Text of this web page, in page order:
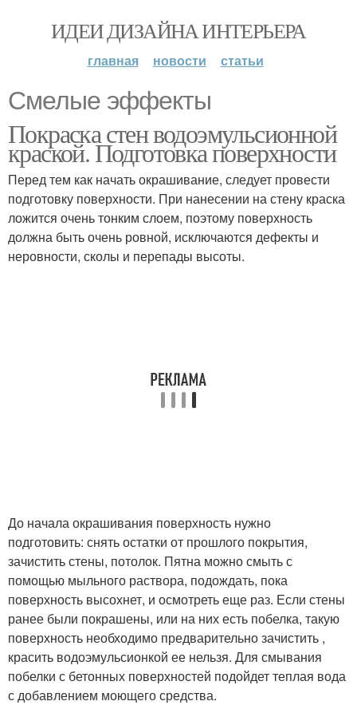
ИДЕИ ДИЗАЙНА ИНТЕРЬЕРА
главная новости статьи
Смелые эффекты
Покраска стен водоэмульсионной
краской. Подготовка поверхности
Перед тем как начать окрашивание, следует провести
подготовку поверхности. При нанесении на стену краска
ложится очень тонким слоем, поэтому поверхность
должна быть очень ровной, исключаются дефекты и
неровности, сколы и перепады высоты.
До начала окрашивания поверхность нужно
подготовить: снять остатки от прошлого покрытия,
зачистить стены, потолок. Пятна можно смыть с
помощью мыльного раствора, подождать, пока
поверхность высохнет, и осмотреть еще раз. Если стены
ранее были покрашены, или на них есть побелка, такую
поверхность необходимо предварительно зачистить ,
красить водоэмульсионкой ее нельзя. Для смывания
побелки с бетонных поверхностей подойдет теплая вода
с добавлением моющего средства.